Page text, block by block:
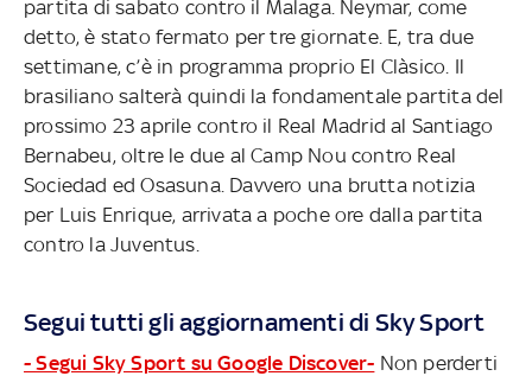
partita di sabato contro il Malaga. Neymar, come
detto, è stato fermato per tre giornate. E, tra due
settimane, c’è in programma proprio El Clàsico. Il
brasiliano salterà quindi la fondamentale partita del
prossimo 23 aprile contro il Real Madrid al Santiago
Bernabeu, oltre le due al Camp Nou contro Real
Sociedad ed Osasuna. Davvero una brutta notizia
per Luis Enrique, arrivata a poche ore dalla partita
contro la Juventus.
Segui tutti gli aggiornamenti di Sky Sport
- Segui Sky Sport su Google Discover- Non perderti